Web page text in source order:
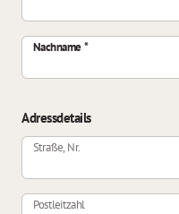
Nachname
Adressdetails
Straße, Nr.
Postleitzahl